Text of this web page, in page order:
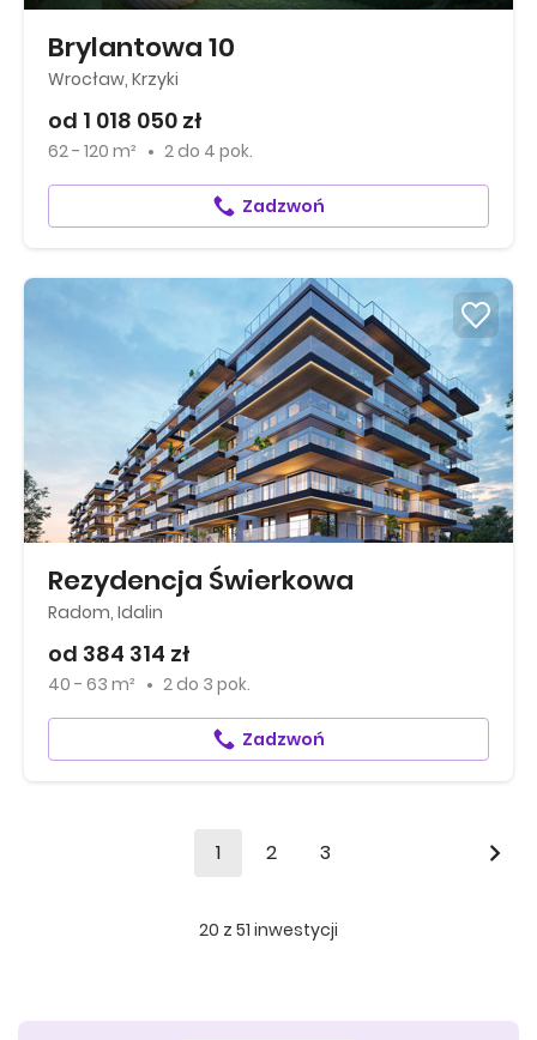
Brylantowa 10
Wrocław, Krzyki
od 1 018 050 zł
62 - 120 m² 2 do 4 pok.
Zadzwoń
Rezydencja Świerkowa
Radom, Idalin
od 384 314 zł
40 - 63 m² 2 do 3 pok.
Zadzwoń
1 2 3
20 z 51 inwestycji